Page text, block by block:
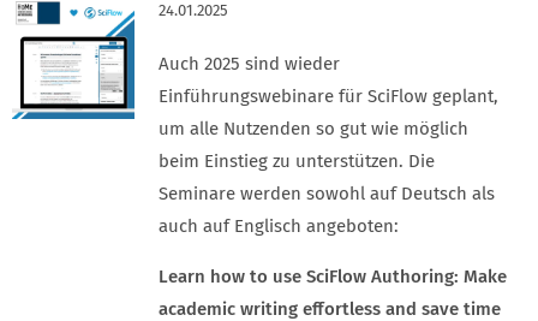
24.01.2025
Auch 2025 sind wieder
Einführungswebinare für SciFlow geplant,
um alle Nutzenden so gut wie möglich
beim Einstieg zu unterstützen. Die
Seminare werden sowohl auf Deutsch als
auch auf Englisch angeboten:
Learn how to use SciFlow Authoring: Make
academic writing effortless and save time